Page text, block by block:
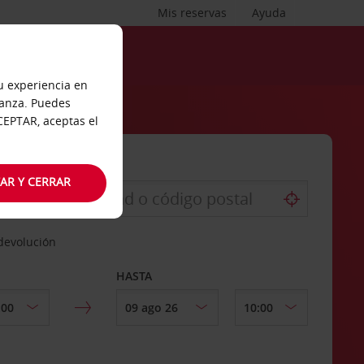
Ayuda
Mis reservas
HASTA
experiencia en
Puedes
aceptas el
Y CERRAR